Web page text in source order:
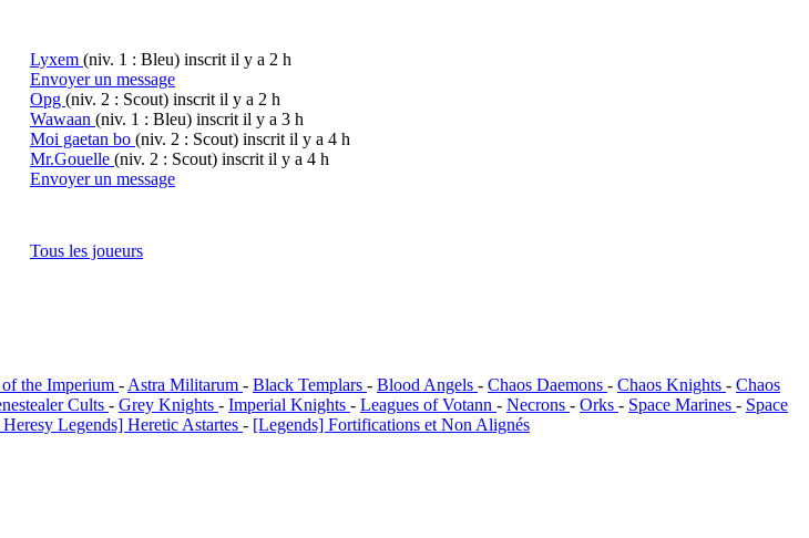
Lyxem (niv. 1 : Bleu) inscrit il y a 2 h
Envoyer un message
Opg (niv. 2 : Scout) inscrit il y a 2 h
Wawaan (niv. 1 : Bleu) inscrit il y a 3 h
Moi gaetan bo (niv. 2 : Scout) inscrit il y a 4 h
Mr.Gouelle (niv. 2 : Scout) inscrit il y a 4 h
Envoyer un message
Tous les joueurs
the Imperium -Astra Militarum - Black Templars - Blood Angels - Chaos Daemons - Chaos Knights - Chaos
Cults - Grey Knights - Imperial Knights - Leagues of Votann - Necrons - Orks - Space Marines - Space
Legends] Heretic Astartes - [Legends] Fortifications et Non Alignés